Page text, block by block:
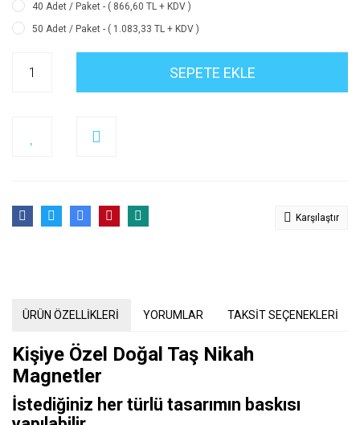
40 Adet / Paket - ( 866,60 TL + KDV )
50 Adet / Paket - ( 1.083,33 TL + KDV )
SEPETE EKLE
Karşılaştır
ÜRÜN ÖZELLİKLERİ YORUMLAR TAKSİT SEÇENEKLERİ
Kişiye Özel Doğal Taş Nikah
Magnetler
İstediğiniz her türlü tasarımın baskısı